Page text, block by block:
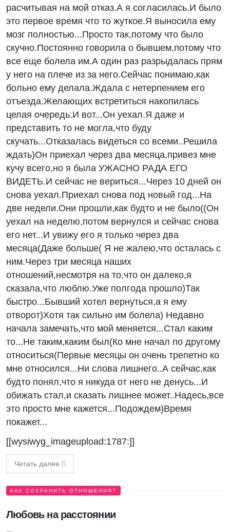
расчитывая на мой отказ.А я согласилась.И было
это первое время что то жуткое.Я выносила ему
мозг полностью...Просто так,потому что было
скучно.Постоянно говорила о бывшем,потому что
все еще болела им.А один раз разрыдалась прям
у него на плече из за него.Сейчас понимаю,как
больно ему делала.Ждала с нетерпением его
отъезда.Желающих встретиться накопилась
целая очередь.И вот...Он уехал.Я даже и
представить то не могла,что буду
скучать...Отказалась видеться со всеми..Решила
ждать)Он приехал через два месяца,привез мне
кучу всего,но я была УЖАСНО РАДА ЕГО
ВИДЕТЬ.И сейчас не вериться...Через 10 дней он
снова уехал.Приехал снова под новый год...На
две недели.Они прошли,как будто и не было((Он
уехал на неделю,потом вернулся и сейчас снова
его нет...И увижу его я только через два
месяца(Даже больше( Я не жалею,что осталась с
ним.Через три месяца наших
отношений,несмотря на то,что он далеко,я
сказала,что люблю.Уже полгода прошло)Так
быстро...Бывший хотел вернуться,а я ему
отворот)Хотя так сильно им болела) Недавно
начала замечать,что мой меняется...Стал каким
то...Не таким,каким был(Ко мне начал по другому
относиться(Первые месяцы он очень трепетно ко
мне относился...Ни слова лишнего..А сейчас,как
будто понял,что я никуда от него не денусь...И
обижать стал,и сказать лишнее может..Надесь,все
это просто мне кажется...Подождем)Время
покажет...
[[wysiwyg_imageupload:1787:]]
Читать далее
КАК СОХРАНИТЬ ОТНОШЕНИЯ?
Любовь на расстоянии